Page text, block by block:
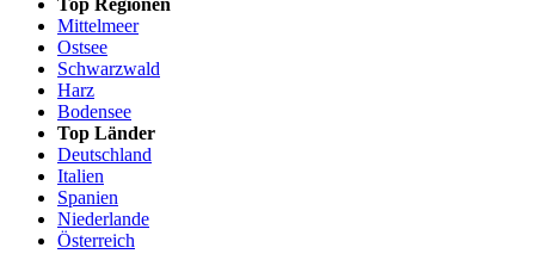
Mittelmeer
Ostsee
Schwarzwald
Harz
Bodensee
Top Länder
Deutschland
Italien
Spanien
Niederlande
Österreich